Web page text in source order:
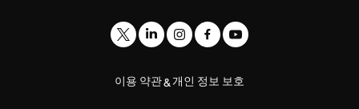
이용 약관& 개인 정보 보호